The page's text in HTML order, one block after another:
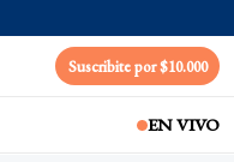
Suscribite por $10.000
EN VIVO